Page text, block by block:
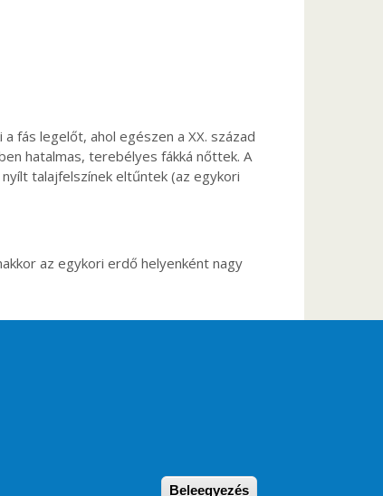
fás legelőt, ahol egészen a XX. század
hatalmas, terebélyes fákká nőttek. A
talajfelszínek eltűntek (az egykori
az egykori erdő helyenként nagy
Beleegyezés